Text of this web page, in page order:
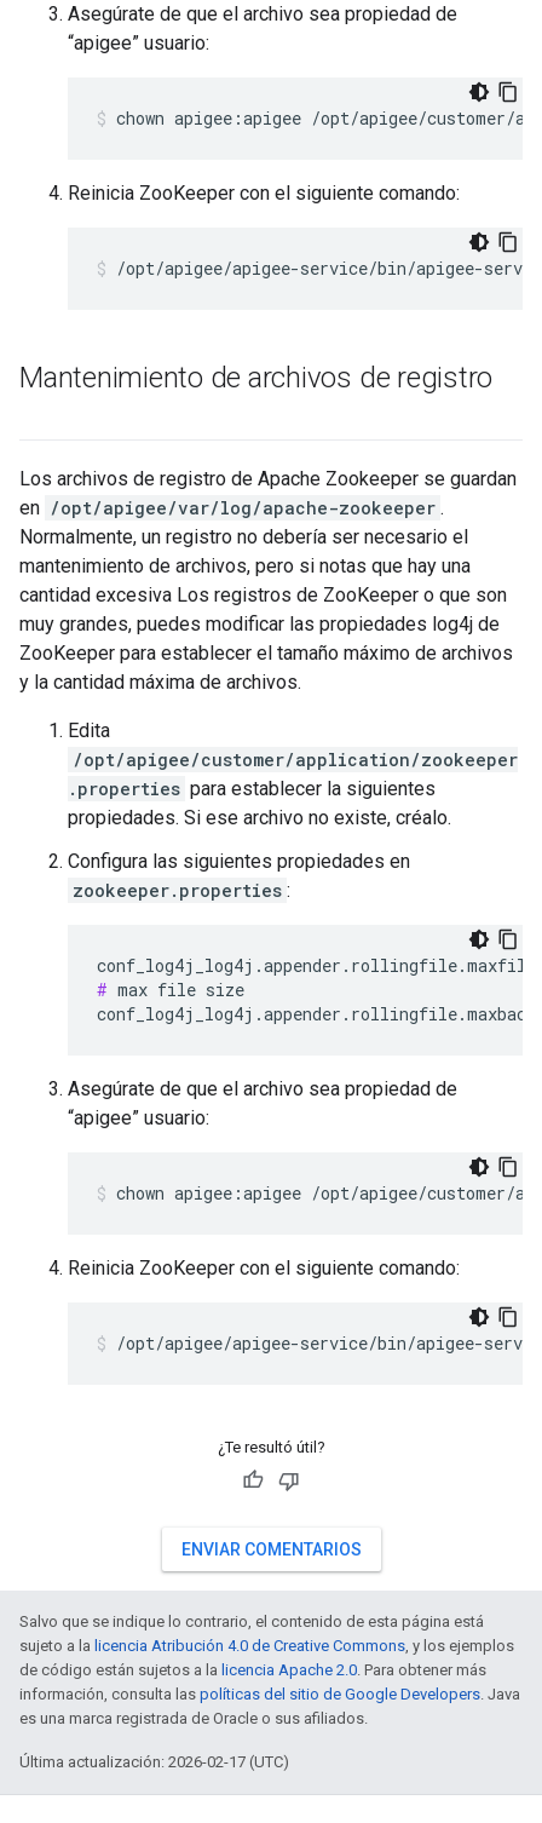
Asegúrate de que el archivo sea propiedad de
“apigee” usuario:
chown apigee:apigee /opt/apigee/customer/
Reinicia ZooKeeper con el siguiente comando:
/opt/apigee/apigee-service/bin/apigee-
Mantenimiento de archivos de registro
Los archivos de registro de Apache Zookeeper se guardan
en /opt/apigee/var/log/apache-zookeeper .
Normalmente, un registro no debería ser necesario el
mantenimiento de archivos, pero si notas que hay una
cantidad excesiva Los registros de ZooKeeper o que son
muy grandes, puedes modificar las propiedades log4j de
ZooKeeper para establecer el tamaño máximo de archivos
y la cantidad máxima de archivos.
Edita
/opt/apigee/customer/application/zookeeper
.properties para establecer la siguientes
propiedades. Si ese archivo no existe, créalo.
Configura las siguientes propiedades en
zookeeper.properties :
# max file size
Asegúrate de que el archivo sea propiedad de
“apigee” usuario:
chown apigee:apigee /opt/apigee/customer/
Reinicia ZooKeeper con el siguiente comando:
/opt/apigee/apigee-service/bin/apigee-
¿Te resultó útil?
ENVIAR COMENTARIOS
Salvo que se indique lo contrario, el contenido de esta página está
sujeto a la licencia Atribución 4.0 de Creative Commons, y los ejemplos
de código están sujetos a la licencia Apache 2.0. Para obtener más
información, consulta las políticas del sitio de Google Developers. Java
es una marca registrada de Oracle o sus afiliados.
Última actualización: 2026-02-17 (UTC)